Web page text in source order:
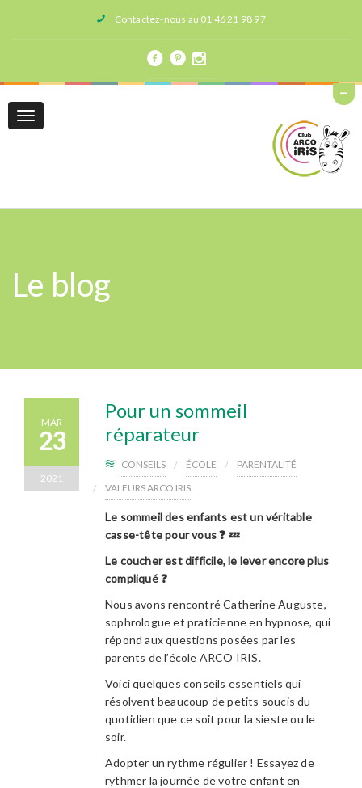
Contactez-nous au 01 46 21 98 97
Le blog
MAR
23
2021
Pour un sommeil
réparateur
CONSEILS ÉCOLE
PARENTALITÉ
VALEURS ARCO IRIS
Le sommeil des enfants est un véritable
casse-tête pour vous ❓ 💤
Le coucher est difficile, le lever encore plus
compliqué ❓
Nous avons rencontré Catherine Auguste,
sophrologue et praticienne en hypnose, qui
répond aux questions posées par les
parents de l’école ARCO IRIS.
Voici quelques conseils essentiels qui
résolvent beaucoup de petits soucis du
quotidien que ce soit pour la sieste ou le
soir.
Adopter un rythme régulier ! Essayez de
rythmer la journée de votre enfant en